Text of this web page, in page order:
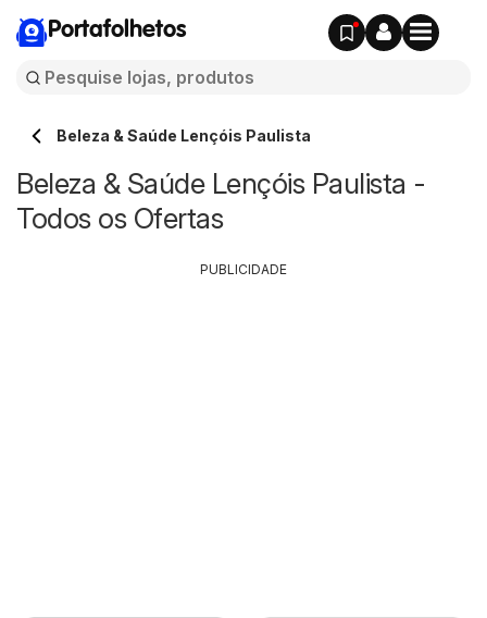
Portafolhetos
Beleza & Saúde Lençóis Paulista
Beleza & Saúde Lençóis Paulista -
Todos os Ofertas
PUBLICIDADE